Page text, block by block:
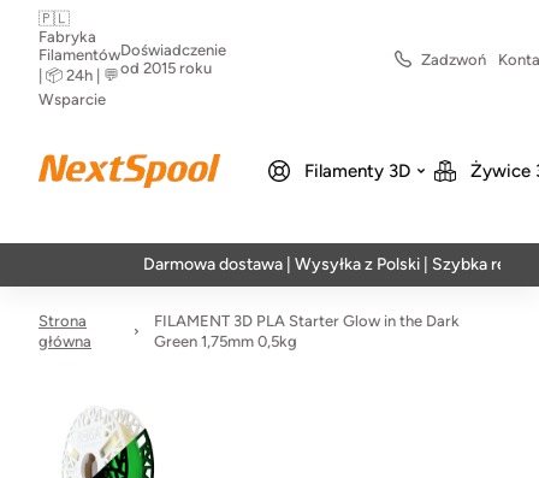
🇵🇱
Fabryka
Filamentów
| 📦 24h | 💬
Wsparcie
Doświadczenie
od 2015 roku
Zadzwoń
Filamenty 3D Żywice
Darmowa dostawa | Wysyłka z Polski | Szybka realizacja w
Strona
główna
FILAMENT 3D PLA Starter Glow in the Dark
Green 1,75mm 0,5kg